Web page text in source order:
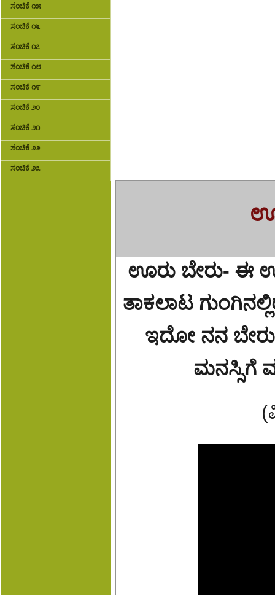
ಸಂಚಿಕೆ ೧೫
ಸಂಚಿಕೆ ೧೬
ಸಂಚಿಕೆ ೧೭
ಸಂಚಿಕೆ ೧೮
ಸಂಚಿಕೆ ೧೯
ಸಂಚಿಕೆ ೨೦
ಸಂಚಿಕೆ ೨೧
ಸಂಚಿಕೆ ೨೨
ಸಂಚಿಕೆ ೨೩
ಊರು ಬೇರು- ಈ
ತಾಕಲಾಟ
ಇದೋ ನನ ಬೇರು
ಮನಸ್ಸಿಗೆ